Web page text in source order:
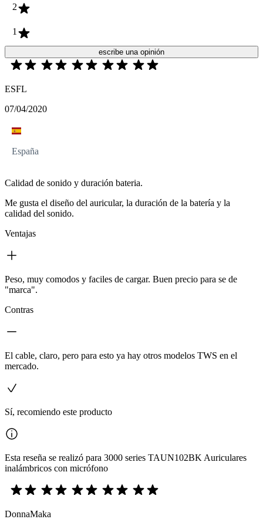
2
1
escribe una opinión
ESFL
07/04/2020
España
Calidad de sonido y duración bateria.
Me gusta el diseño del auricular, la duración de la batería y la
calidad del sonido.
Ventajas
Peso, muy comodos y faciles de cargar. Buen precio para se de
"marca".
Contras
El cable, claro, pero para esto ya hay otros modelos TWS en el
mercado.
Sí, recomiendo este producto
Esta reseña se realizó para 3000 series TAUN102BK Auriculares
inalámbricos con micrófono
DonnaMaka